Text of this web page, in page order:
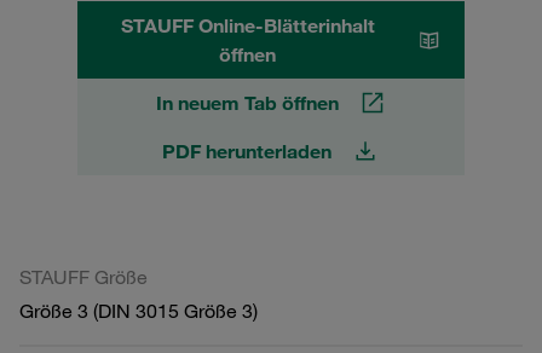
STAUFF Online-Blätterinhalt
öffnen
In neuem Tab öffnen
PDF herunterladen
STAUFF Größe
Größe 3 (DIN 3015 Größe 3)